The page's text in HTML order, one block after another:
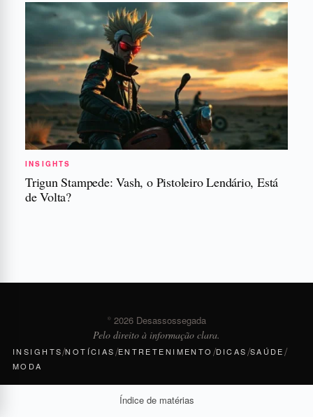
INSIGHTS
Trigun Stampede: Vash, o Pistoleiro Lendário, Está
de Volta?
© 2026 Desassossegada
Pelo direito à informação clara.
INSIGHTS/NOTÍCIAS/ENTRETENIMENTO /DICAS/SAÚDE/
MODA
Índice de matérias